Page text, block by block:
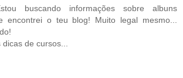
buscando informações sobre albuns
encontrei o teu blog! Muito legal mesmo...
de cursos...